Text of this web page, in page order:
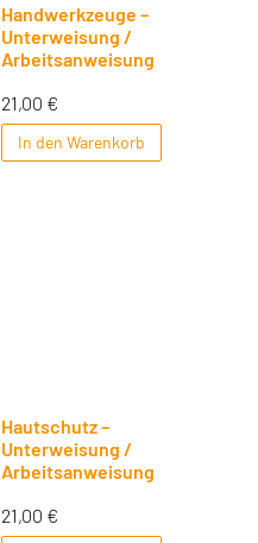
Handwerkzeuge –
Unterweisung /
Arbeitsanweisung
21,00 €
In den Warenkorb
Hautschutz –
Unterweisung /
Arbeitsanweisung
21,00 €